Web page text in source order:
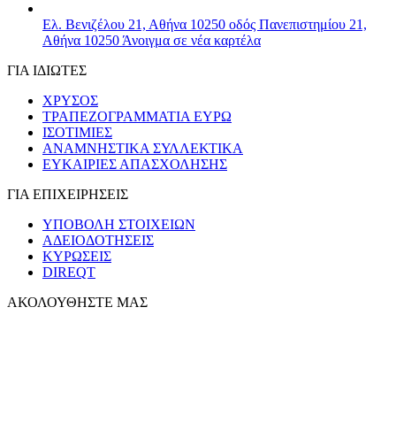
Ελ. Βενιζέλου 21, Αθήνα 10250 οδός Πανεπιστημίου 21,
Αθήνα 10250 Άνοιγμα σε νέα καρτέλα
ΓΙΑ ΙΔΙΩΤΕΣ
ΧΡΥΣΟΣ
ΤΡΑΠΕΖΟΓΡΑΜΜΑΤΙΑ ΕΥΡΩ
ΙΣΟΤΙΜΙΕΣ
ΑΝΑΜΝΗΣΤΙΚΑ ΣΥΛΛΕΚΤΙΚΑ
ΕΥΚΑΙΡΙΕΣ ΑΠΑΣΧΟΛΗΣΗΣ
ΓΙΑ ΕΠΙΧΕΙΡΗΣΕΙΣ
ΥΠΟΒΟΛΗ ΣΤΟΙΧΕΙΩΝ
ΑΔΕΙΟΔΟΤΗΣΕΙΣ
ΚΥΡΩΣΕΙΣ
DIREQT
ΑΚΟΛΟΥΘΗΣΤΕ ΜΑΣ